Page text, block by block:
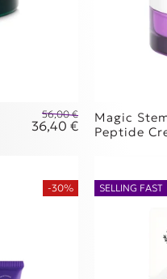
56,00€
Original price
36,40 €
Η τρέχουσα
Magic
Peptide
-30% SELLING FAST